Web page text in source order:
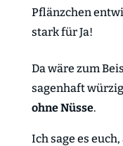
Pflänzchen
stark für Ja!
Da wäre zum
sagenhaft
ohne Nüsse.
Ich sage es